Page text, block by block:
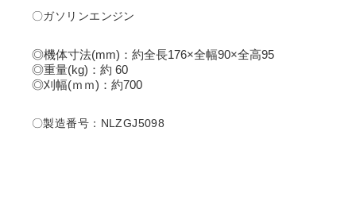
〇ガソリンエンジン
◎機体寸法(mm)：約全長176×全幅90×全高95
◎重量(kg)：約 60
◎刈幅(ｍｍ)：約700
〇製造番号：NLZGJ5098